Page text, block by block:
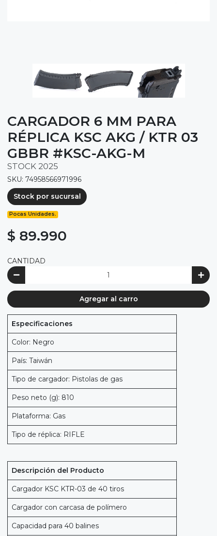
CARGADOR 6 MM PARA
RÉPLICA KSC AKG / KTR 03
GBBR #KSC-AKG-M
STOCK 2025
SKU: 74958566971996
Stock por sucursal
Pocas Unidades.
$ 89.990
CANTIDAD
Agregar al carro
Especificaciones
Color: Negro
País: Taiwán
Tipo de cargador: Pistolas de gas
Peso neto (g): 810
Plataforma: Gas
Tipo de réplica: RIFLE
Descripción del Producto
Cargador KSC KTR-03 de 40 tiros
Cargador con carcasa de polímero
Capacidad para 40 balines